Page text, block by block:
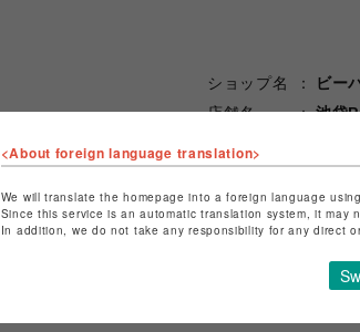
ショップ名
ビー
店舗名
池袋
特定商取引法など法
<About foreign language translation>
We will translate the homepage into a foreign language
Since this service is an automatic translation system, it
In addition, we do not take any responsibility for any direct